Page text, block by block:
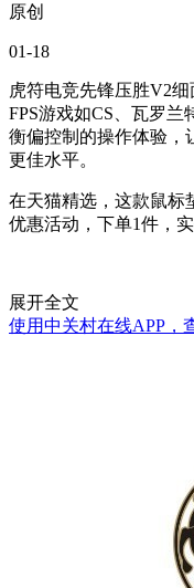
原创
01-18
虎符电竞先锋压胜V2
FPS游戏如CS、瓦罗
衡偏控制的操作体验，
更佳水平。
在天猫精选，这款鼠标
优惠活动，下单1件，
展开全文
使用中关村在线APP，